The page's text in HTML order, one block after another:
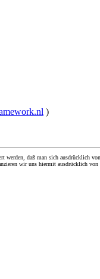
)
daß man sich ausdrücklich
wir uns hiermit ausdrücklich